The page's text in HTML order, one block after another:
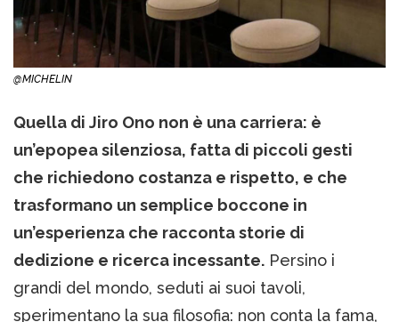
@MICHELIN
Quella di Jiro Ono non è una carriera: è
un’epopea silenziosa, fatta di piccoli gesti
che richiedono costanza e rispetto, e che
trasformano un semplice boccone in
un’esperienza che racconta storie di
dedizione e ricerca incessante. Persino i
grandi del mondo, seduti ai suoi tavoli,
sperimentano la sua filosofia: non conta la fama,